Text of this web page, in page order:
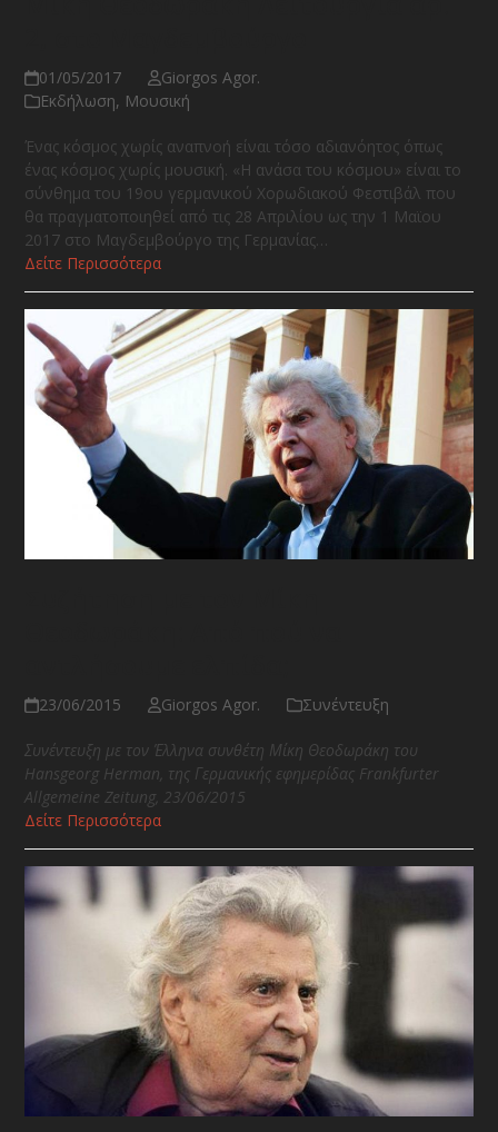
01/05/2017
Giorgos Agor.
Εκδήλωση, Μουσική
Ένας κόσμος χωρίς αναπνοή είναι τόσο αδιανόητος όπως
ένας κόσμος χωρίς μουσική. «Η ανάσα του κόσμου» είναι το
σύνθημα του 19ου γερμανικού Χορωδιακού Φεστιβάλ που
θα πραγματοποιηθεί από τις 28 Απριλίου ως την 1 Μαϊου
2017 στο Μαγδεμβούργο της Γερμανίας…
Δείτε Περισσότερα
23/06/2015 Giorgos Agor. Συνέντευξη
Συνέντευξη με τον Έλληνα συνθέτη Μίκη Θεοδωράκη του
Hansgeorg Herman , της Γερμανικής εφημερίδας Frankfurter
Allgemeine Zeitung 23/06/2015
Δείτε Περισσότερα